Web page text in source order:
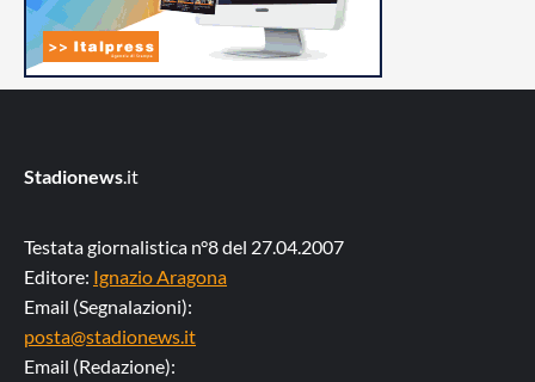
Stadionews.it
Testata giornalistica n°8 del 27.04.2007
Editore: Ignazio Aragona
Email (Segnalazioni):
posta@stadionews.it
Email (Redazione):